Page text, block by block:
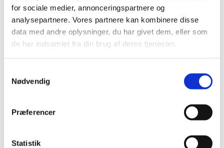
for sociale medier, annonceringspartnere og
analysepartnere. Vores partnere kan kombinere disse
data med andre oplysninger, du har givet dem, eller som
de har indsamlet fra din brug af deres tjenester.
Nødvendig
Præferencer
Statistik
99,95
DKK 59,00
DKK 47,20 ekskl. moms
Køb nu
149,95
DKK 75,00
DKK 60,00 ekskl. moms
Køb nu